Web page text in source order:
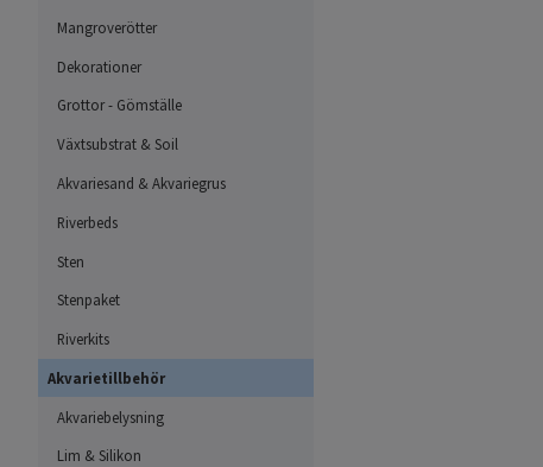
Mangroverötter
Dekorationer
Grottor - Gömställe
Växtsubstrat & Soil
Akvariesand & Akvariegrus
Riverbeds
Sten
Stenpaket
Riverkits
Akvarietillbehör
Akvariebelysning
Lim & Silikon